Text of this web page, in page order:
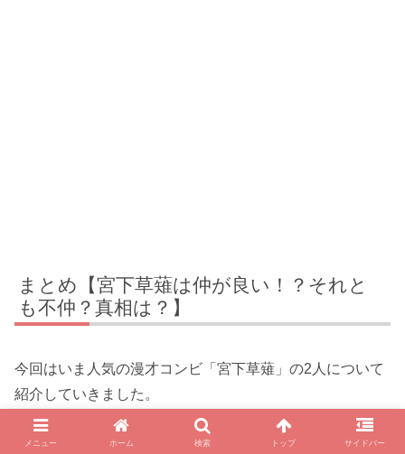
まとめ【宮下草薙は仲が良い！？それと
も不仲？真相は？】
今回はいま人気の漫才コンビ「宮下草薙」の2人について
紹介していきました。
ネガティブな草薙さんとポジティブでストイックな宮下さ
メニュー ホーム 検索 トップ サイドバー